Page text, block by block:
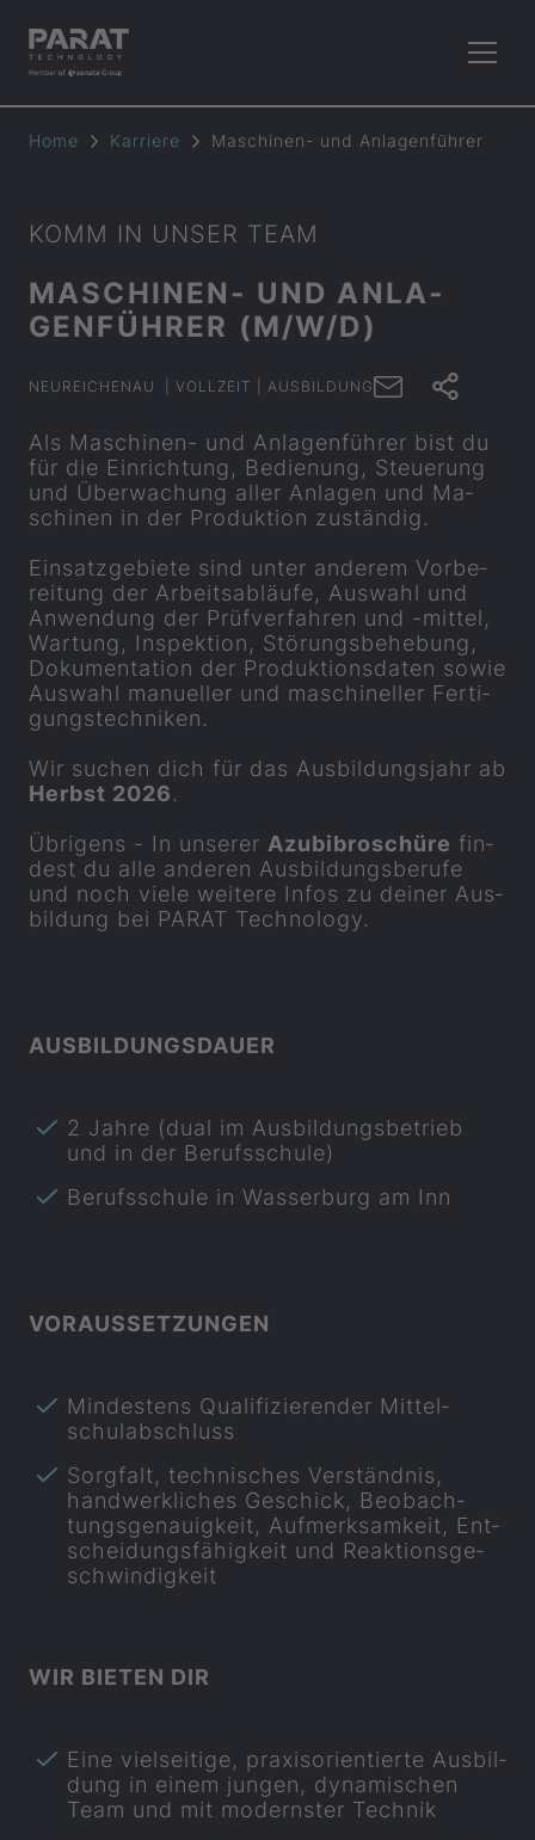
Home Kar­rie­re Maschinen-​ und An­la­gen­füh­rer
KOMM IN UNSER TEAM
MASCHINEN-​ UND AN­LA­
GEN­FÜH­RER (M/W/D)
NEUREICHENAU | VOLLZEIT | AUSBILDUNG
Als Maschinen-​ und An­la­gen­füh­rer bist du
für die Ein­rich­tung, Be­die­nung, Steue­rung
und Über­wa­chung aller An­la­gen und Ma­
schi­nen in der Pro­duk­ti­on zu­stän­dig.
Ein­satz­ge­bie­te sind unter an­de­rem Vor­be­
rei­tung der Ar­beits­ab­läu­fe, Aus­wahl und
An­wen­dung der Prüf­ver­fah­ren und -​mittel,
War­tung, In­spek­ti­on, Stö­rungs­be­he­bung,
Do­ku­men­ta­ti­on der Pro­duk­ti­ons­da­ten sowie
Aus­wahl ma­nu­el­ler und ma­schi­nel­ler Fer­ti­
gungs­tech­ni­ken.
Wir su­chen dich für das Aus­bil­dungs­jahr ab
Herbst 2026.
Üb­ri­gens - In un­se­rer Azu­bi­bro­schü­re fin­
dest du alle an­de­ren Aus­bil­dungs­be­ru­fe
und noch viele wei­te­re Infos zu dei­ner Aus­
bil­dung bei PARAT Tech­no­lo­gy.
AUS­BIL­DUNGS­DAU­ER
2 Jahre (dual im Aus­bil­dungs­be­trieb
und in der Be­rufs­schu­le)
Be­rufs­schu­le in Was­ser­burg am Inn
VOR­AUS­SET­ZUN­GEN
Min­des­tens Qua­li­fi­zie­ren­der Mit­tel­
schul­ab­schluss
Sorg­falt, tech­ni­sches Ver­ständ­nis,
hand­werk­li­ches Ge­schick, Be­ob­ach­
tungsge­nau­ig­keit, Auf­merk­sam­keit, Ent­
schei­dungs­fä­hig­keit und Re­ak­ti­ons­ge­
schwin­dig­keit
WIR BIE­TEN DIR
Eine viel­sei­ti­ge, pra­xis­ori­en­tier­te Aus­bil­
dung in einem jun­gen, dy­na­mi­schen
Team und mit mo­derns­ter Tech­nik